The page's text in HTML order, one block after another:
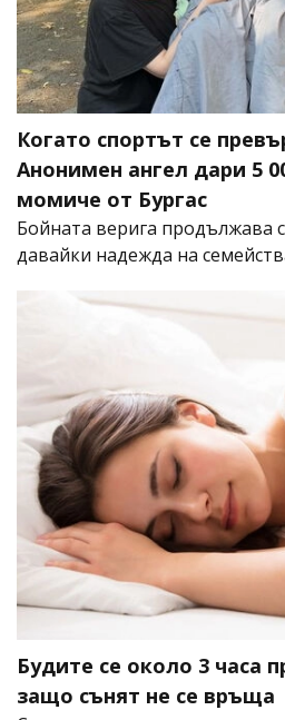
Когато спортът се
Анонимен ангел дари 5
момиче от Бургас
Бойната верига продължава
давайки надежда на
Будите се около 3 часа
защо сънят не се връща